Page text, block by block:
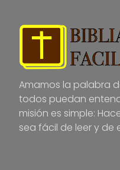
Amamos la palabra
todos puedan
misión es simple:
sea fácil de leer y